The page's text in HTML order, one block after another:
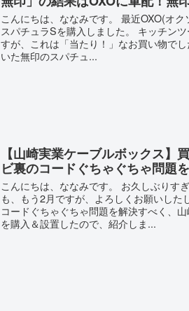
こんにちは、ななみです。 最近OXO(オ
スパチュラSを購入しました。 キッチン
すが、これは「当たり！」なお買い物で
いた無印のスパチュ...
【山崎実業ケーブルボックス】
ビ裏のコードぐちゃぐちゃ問題
こんにちは、ななみです。 お久しぶりす
も、もう2月ですが、よろしくお願いし
コードぐちゃぐちゃ問題を解決すべく、
を購入＆設置したので、紹介しま...